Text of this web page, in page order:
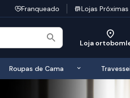
Franqueado Lojas Próximas
Loja
submenu de Cabeceiras
Roupas de Cama Exibir